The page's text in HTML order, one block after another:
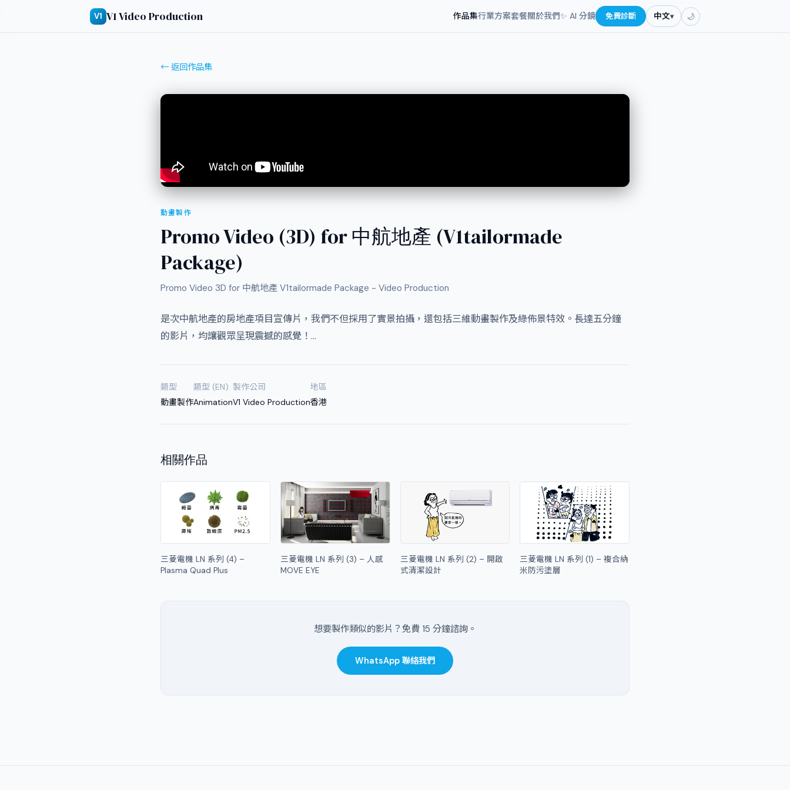
V1 V1 Video Production 作品集行業方案套餐關於我們✨ AI 分鏡 免費診斷 中文▾ 🌙
← 返回作品集
動畫製作
Promo Video (3D) for 中航地產 (V1tailormade
Package)
Promo Video 3D for 中航地產 V1tailormade Package - Video Production
是次中航地產的房地產項目宣傳片，我們不但採用了實景拍攝，還包括三維動畫製作及綠佈景特效。長達五分鐘
的影片，均讓觀眾呈現震撼的感覺！…
類型
動畫製作
類型 (EN)
Animation
製作公司
V1 Video Production
地區
香港
相關作品
三菱電機 LN 系列 (4) –
Plasma Quad Plus
三菱電機 LN 系列 (3) – 人感
MOVE EYE
三菱電機 LN 系列 (2) – 開啟
式清潔設計
三菱電機 LN 系列 (1) – 複合納
米防污塗層
想要製作類似的影片？免費 15 分鐘諮詢。
WhatsApp 聯絡我們